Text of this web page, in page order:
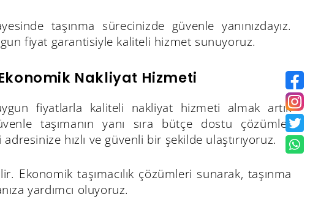
taşınma sürecinizde güvenle yanınızdayız.
fiyat garantisiyle kaliteli hizmet sunuyoruz.
Nakliyat Hizmeti
fiyatlarla kaliteli nakliyat hizmeti almak artık
taşımanın yanı sıra bütçe dostu çözümler
hızlı ve güvenli bir şekilde ulaştırıyoruz.
taşımacılık çözümleri sunarak, taşınma
yardımcı oluyoruz.